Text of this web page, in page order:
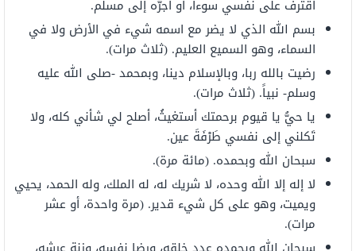
أقترف على نفسي سوءا، أو أجرُّه إلى مسلم.
بسم الله الذي لا يضر مع اسمه شيء في الأرض ولا في
السماء، وهو السميع العليم. (ثلاث مرات).
رضيت بالله ربا، وبالإسلام دينا، وبمحمد -صلى الله عليه
وسلم- نبياً. (ثلاث مرات).
يا حيُّ يا قيوم برحمتك أستغيثُ، أصلح لي شأني كله، ولا
تَكلني إلى نفسي طَرْفَةَ عين.
سبحان الله وبحمده. (مائة مرة).
لا إله إلا الله وحده، لا شريك له، له الملك، وله الحمد، يحيي
ويميت، وهو على كل شيء قدير. (مرة واحدة، أو عشر
مرات).